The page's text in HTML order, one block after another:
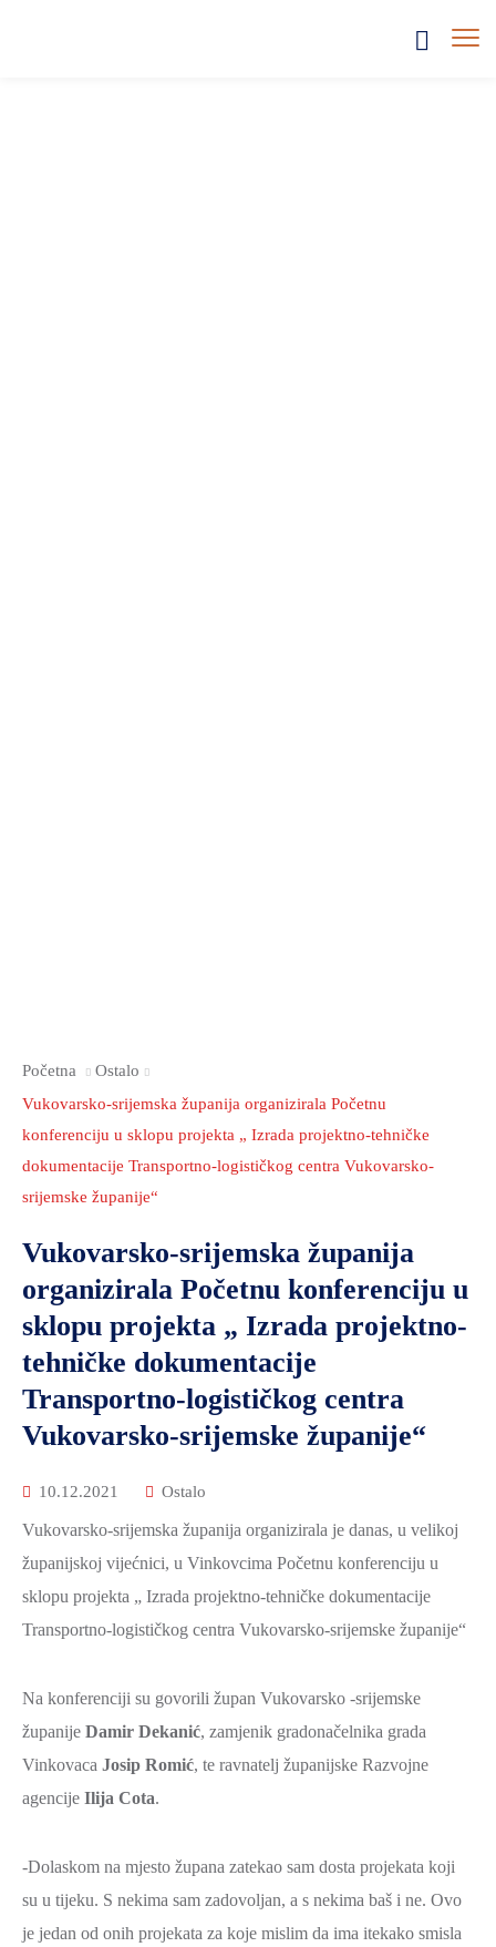
Početna
Ostalo
Vukovarsko-srijemska županija organizirala Početnu
konferenciju u sklopu projekta „ Izrada projektno-tehničke
dokumentacije Transportno-logističkog centra Vukovarsko-
srijemske županije“
Vukovarsko-srijemska županija
organizirala Početnu konferenciju u
sklopu projekta „ Izrada projektno-
tehničke dokumentacije
Transportno-logističkog centra
Vukovarsko-srijemske županije“
10.12.2021 Ostalo
Vukovarsko-srijemska županija organizirala je danas, u velikoj
županijskoj vijećnici, u Vinkovcima Početnu konferenciju u
sklopu projekta „ Izrada projektno-tehničke dokumentacije
Transportno-logističkog centra Vukovarsko-srijemske županije“
Na konferenciji su govorili župan Vukovarsko -srijemske
županije Damir Dekanić, zamjenik gradonačelnika grada
Vinkovaca Josip Romić, te ravnatelj županijske Razvojne
agencije Ilija Cota.
-Dolaskom na mjesto župana zatekao sam dosta projekata koji
su u tijeku. S nekima sam zadovoljan, a s nekima baš i ne. Ovo
je jedan od onih projekata za koje mislim da ima itekako smisla